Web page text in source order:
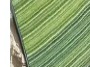
Stilmax 24V 5AH
Testere ile Güçlü ve
Güçlü 2000W motor ve
kesimleri sağlayan
güvenlik özellikleriyle öne